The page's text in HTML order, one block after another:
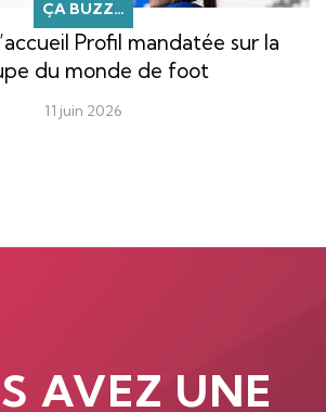
ÇA BUZZ…
Profil mandatée sur la
du monde de foot
11 juin 2026
AVEZ UNE